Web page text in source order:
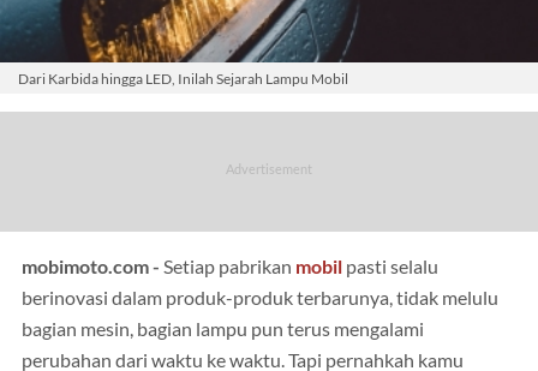
Dari Karbida hingga LED, Inilah Sejarah Lampu Mobil
mobimoto.com - Setiap pabrikan mobil pasti selalu
berinovasi dalam produk-produk terbarunya, tidak melulu
bagian mesin, bagian lampu pun terus mengalami
perubahan dari waktu ke waktu. Tapi pernahkah kamu